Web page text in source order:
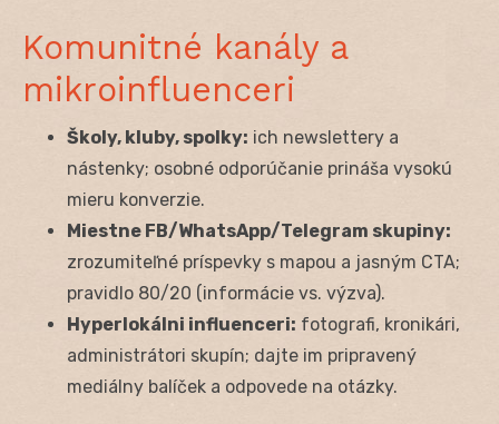
Komunitné kanály a
mikroinfluenceri
Školy, kluby, spolky: ich newslettery a
nástenky; osobné odporúčanie prináša vysokú
mieru konverzie.
Miestne FB/WhatsApp/Telegram skupiny:
zrozumiteľné príspevky s mapou a jasným CTA;
pravidlo 80/20 (informácie vs. výzva).
Hyperlokálni influenceri: fotografi, kronikári,
administrátori skupín; dajte im pripravený
mediálny balíček a odpovede na otázky.